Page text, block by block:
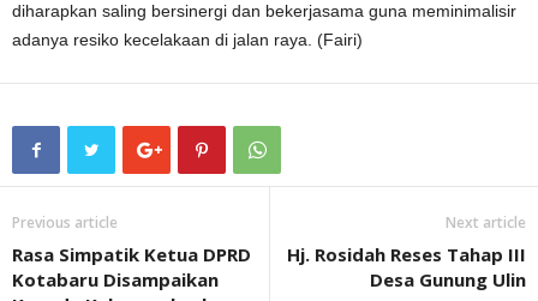
diharapkan saling bersinergi dan bekerjasama guna meminimalisir
adanya resiko kecelakaan di jalan raya. (Fairi)
Previous article
Rasa Simpatik Ketua DPRD
Kotabaru Disampaikan
Next article
Hj. Rosidah Reses Tahap III
Desa Gunung Ulin